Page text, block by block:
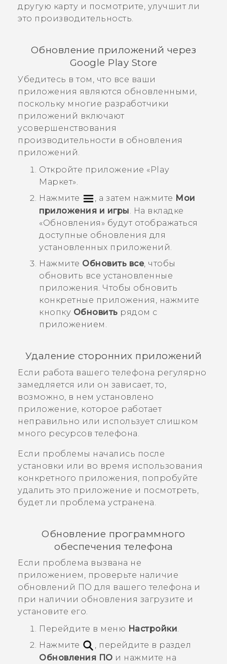
другую карту и посмотрите, улучшит ли
это производительность.
Обновление приложений через
Google Play Store
Убедитесь в том, что все ваши
приложения являются обновленными,
поскольку многие разработчики
приложений включают
усовершенствования
производительности в обновления
приложений.
Откройте приложение «Play
Маркет».
Нажмите
, а затем нажмите Мои
приложения и игры. На вкладке
«Обновления » будут отображаться
доступные обновления для
установленных приложений.
Нажмите Обновить все, чтобы
обновить все установленные
приложения. Чтобы обновить
конкретные приложения, нажмите
кнопку Обновить рядом с
приложением.
Удаление сторонних приложений
Если работа вашего телефона регулярно
замедляется или он зависает, то,
возможно, в нем установлено
приложение, которое работает
неправильно или использует слишком
много ресурсов телефона.
Если проблемы начались после
установки или во время использования
конкретного приложения, попробуйте
удалить это приложение и посмотреть,
будет ли проблема устранена.
Обновление программного
обеспечения телефона
Если проблема вызвана не
приложением, проверьте наличие
обновлений ПО для вашего телефона и
при наличии обновления загрузите и
установите его.
Перейдите в меню Настройки.
Нажмите
, перейдите в раздел
Обновления ПО и нажмите на